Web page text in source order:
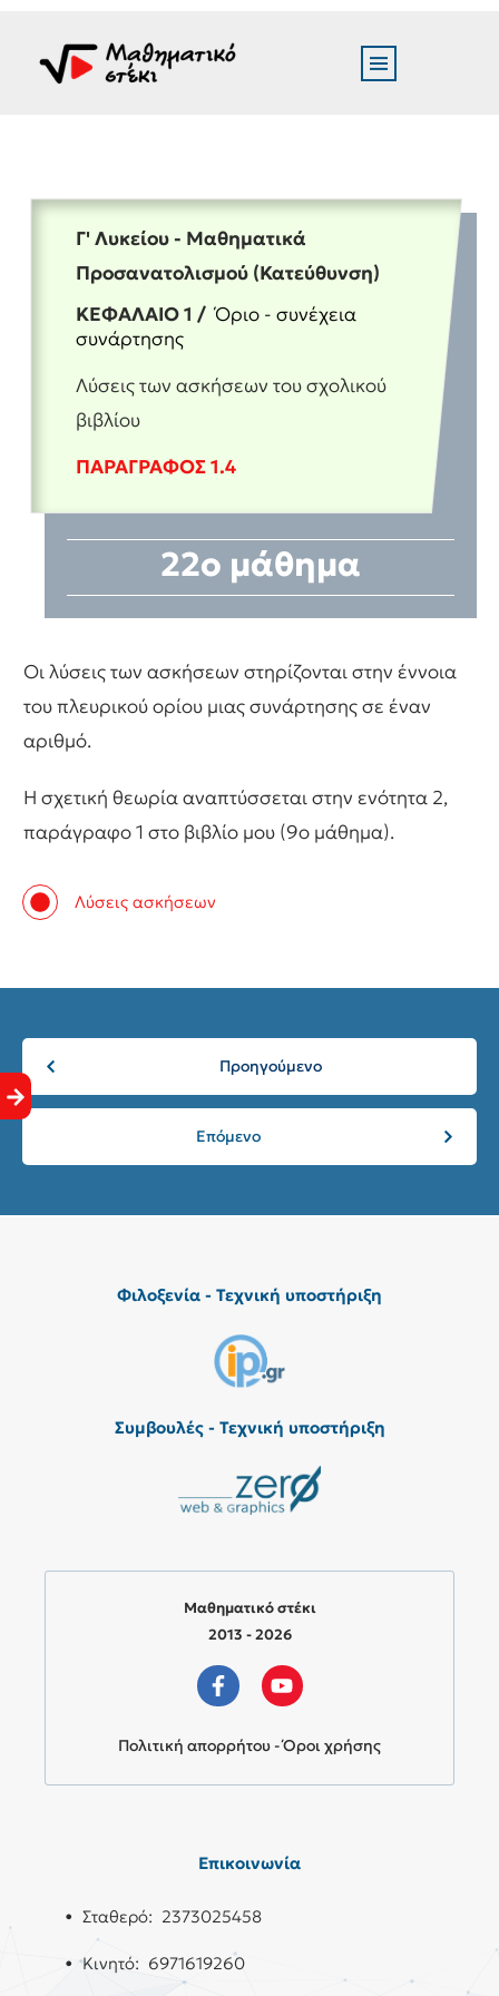
Γ' Λυκείου - Μαθηματικά
Προσανατολισμού (Κατεύθυνση)
ΚΕΦΑΛΑΙΟ 1 / Όριο - συνέχεια
συνάρτησης
Λύσεις των ασκήσεων του σχολικού
βιβλίου
ΠΑΡΑΓΡΑΦΟΣ 1.4
22ο μάθημα
Οι λύσεις των ασκήσεων στηρίζονται στην έννοια
του πλευρικού ορίου μιας συνάρτησης σε έναν
αριθμό.
Η σχετική θεωρία αναπτύσσεται στην ενότητα 2,
παράγραφο 1 στο βιβλίο μου (9ο μάθημα).
Λύσεις ασκήσεων
Προηγούμενο
Επόμενο
Φιλοξενία - Τεχνική υποστήριξη
Συμβουλές - Τεχνική υποστήριξη
Μαθηματικό στέκι
2013 - 2026
Πολιτική απορρήτου - Όροι χρήσης
Επικοινωνία
• Σταθερό: 2373025458
• Κινητό: 6971619260